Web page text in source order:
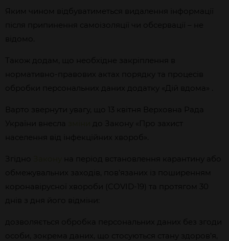
Яким чином відбуватиметься видалення інформації
після припинення самоізоляції чи обсервації – не
відомо.
Також додам, що необхідне закріплення в
нормативно-правових актах порядку та процесів
обробки персональних даних додатку «Дій вдома» .
Варто звернути увагу, що 13 квітня Верховна Рада
України внесла
до Закону «Про захист
населення від інфекційних хвороб».
Згідно
на період встановлення карантину або
обмежувальних заходів, пов’язаних із поширенням
коронавірусної хвороби (COVID-19) та протягом 30
днів з дня його відміни:
дозволяється обробка персональних даних без згоди
особи, зокрема даних, що стосуються стану здоров’я,